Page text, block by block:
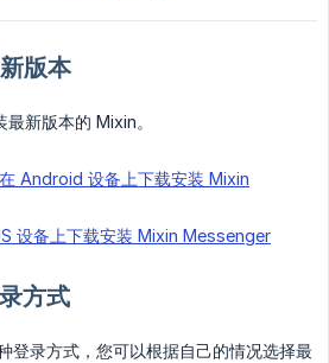
版本
新版本的 Mixin。
Android 设备上下载安装 Mixin
设备上下载安装 Mixin Messenger
方式
登录方式，您可以根据自己的情况选择最